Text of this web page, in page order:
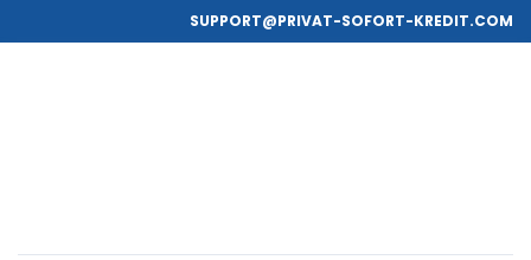
SUPPORT@PRIVAT-SOFORT-KREDIT.COM